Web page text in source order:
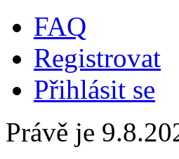
FAQ
Registrovat
Přihlásit se
Právě je